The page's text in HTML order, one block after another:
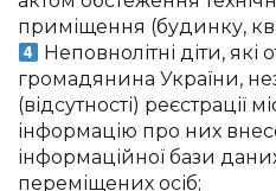
приміщення (будинку,
Неповнолітні діти,
громадянина України,
(відсутності)
інформацію про них
інформаційної бази
переміщених осіб;